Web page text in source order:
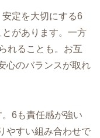
定を大切にする6
があります。一方
れることも。お互
心のバランスが取れ
6も責任感が強い
やすい組み合わせで